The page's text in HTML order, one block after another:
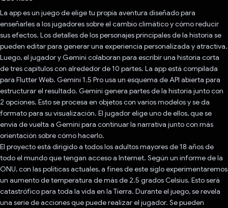
La app es un juego de elige tu propia aventura diseñado para
enseñarles a los jugadores sobre el cambio climático y cómo reducir
sus efectos. Los detalles de los personajes principales de la historia se
pueden editar para generar una experiencia personalizada y atractiva.
Luego, el jugador y Gemini colaboran para escribir una historia corta
de tres capítulos con alrededor de 10 partes. La app está compilada
para Flutter Web. Gemini 1.5 Pro usa un esquema de API abierta para
estructurar el resultado. Gemini genera partes de la historia junto con
2 opciones. Esto se procesa en objetos con varios modelos y se da
formato para su visualización. El jugador elige uno de ellos, que se
envía de vuelta a Gemini para continuar la narrativa junto con más
orientación sobre cómo hacerlo.
El proyecto está dirigido a todos los adultos mayores de 18 años de
todo el mundo que tengan acceso a Internet. Según un informe de la
ONU, con las políticas actuales, a fines de este siglo experimentaremos
un aumento de temperatura de más de 2.5 grados Celsius. Esto será
catastrófico para toda la vida en la Tierra. Durante el juego, se revela
una serie de acciones que puede realizar el jugador. Se pueden